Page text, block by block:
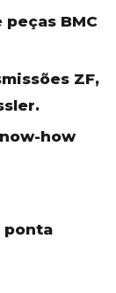
BMC
ZF,
how
ponta